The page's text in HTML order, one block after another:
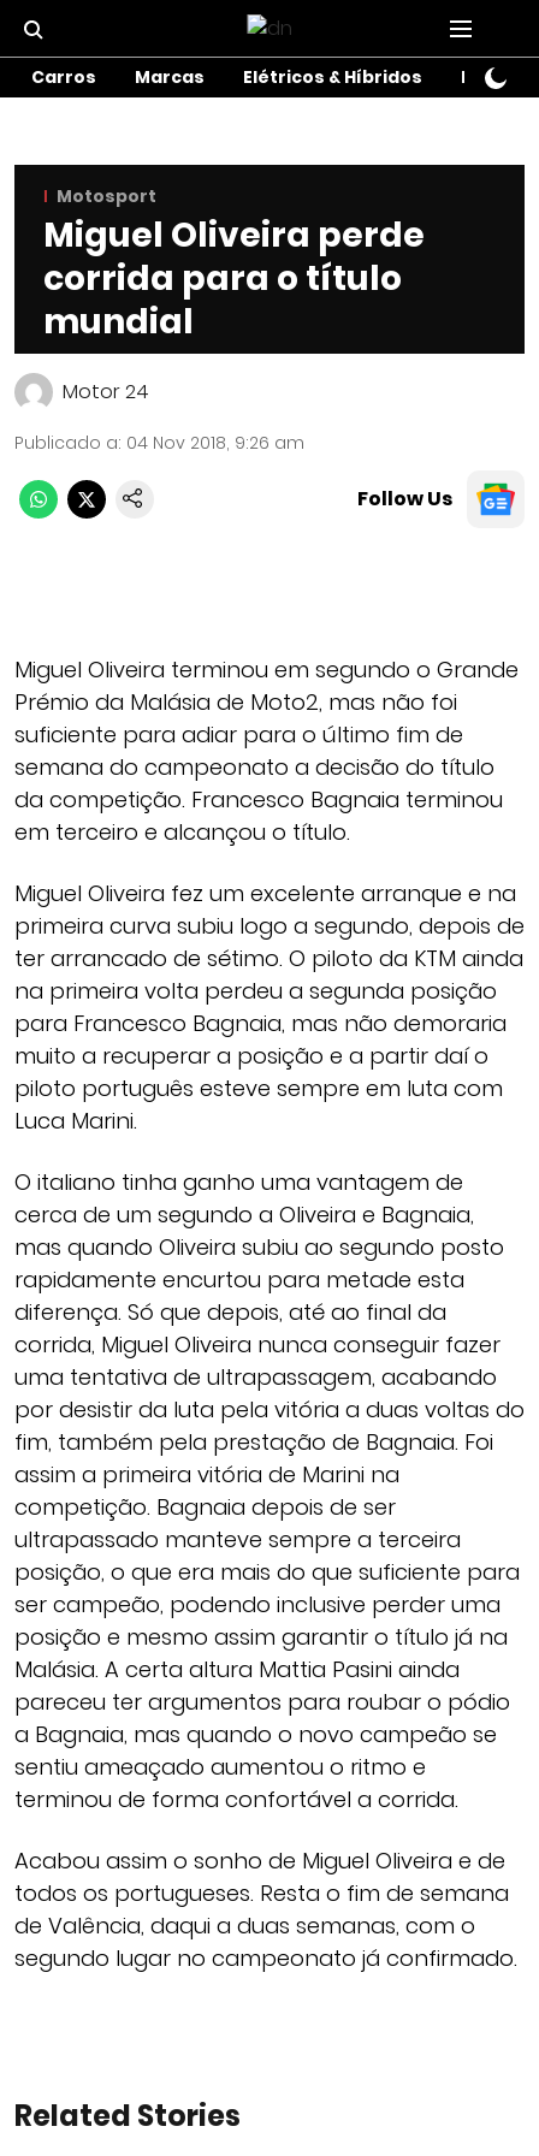
Carros Marcas Elétricos & Híbridos Motos
Motosport
Miguel Oliveira perde
corrida para o título
mundial
Motor 24
Publicado a: 04 Nov 2018, 9:26 am
Follow Us
Miguel Oliveira terminou em segundo o Grande
Prémio da Malásia de Moto2, mas não foi
suficiente para adiar para o último fim de
semana do campeonato a decisão do título
da competição. Francesco Bagnaia terminou
em terceiro e alcançou o título.
Miguel Oliveira fez um excelente arranque e na
primeira curva subiu logo a segundo, depois de
ter arrancado de sétimo. O piloto da KTM ainda
na primeira volta perdeu a segunda posição
para Francesco Bagnaia, mas não demoraria
muito a recuperar a posição e a partir daí o
piloto português esteve sempre em luta com
Luca Marini.
O italiano tinha ganho uma vantagem de
cerca de um segundo a Oliveira e Bagnaia,
mas quando Oliveira subiu ao segundo posto
rapidamente encurtou para metade esta
diferença. Só que depois, até ao final da
corrida, Miguel Oliveira nunca conseguir fazer
uma tentativa de ultrapassagem, acabando
por desistir da luta pela vitória a duas voltas do
fim, também pela prestação de Bagnaia. Foi
assim a primeira vitória de Marini na
competição. Bagnaia depois de ser
ultrapassado manteve sempre a terceira
posição, o que era mais do que suficiente para
ser campeão, podendo inclusive perder uma
posição e mesmo assim garantir o título já na
Malásia. A certa altura Mattia Pasini ainda
pareceu ter argumentos para roubar o pódio
a Bagnaia, mas quando o novo campeão se
sentiu ameaçado aumentou o ritmo e
terminou de forma confortável a corrida.
Acabou assim o sonho de Miguel Oliveira e de
todos os portugueses. Resta o fim de semana
de Valência, daqui a duas semanas, com o
segundo lugar no campeonato já confirmado.
Related Stories